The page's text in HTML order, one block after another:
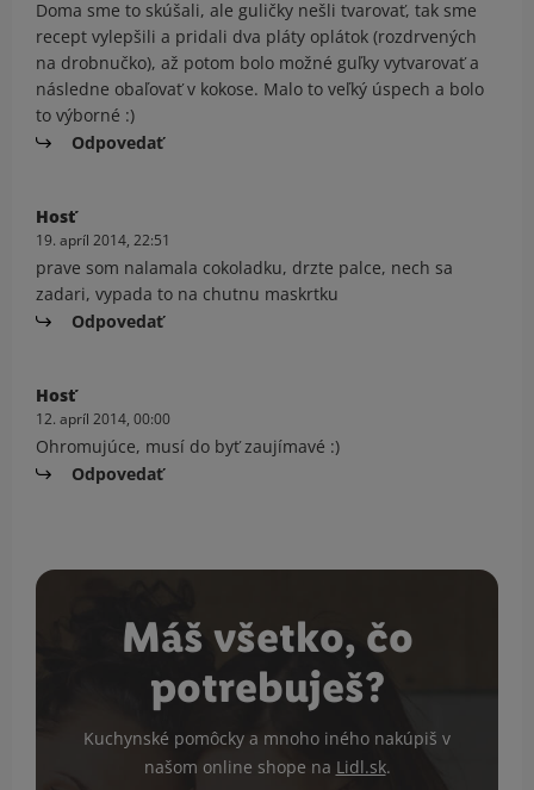
Doma sme to skúšali, ale guličky nešli tvarovať, tak sme
recept vylepšili a pridali dva pláty oplátok (rozdrvených
na drobnučko), až potom bolo možné guľky vytvarovať a
následne obaľovať v kokose. Malo to veľký úspech a bolo
to výborné :)
Odpovedať
Hosť
19. apríl 2014, 22:51
prave som nalamala cokoladku, drzte palce, nech sa
zadari, vypada to na chutnu maskrtku
Odpovedať
Hosť
12. apríl 2014, 00:00
Ohromujúce, musí do byť zaujímavé :)
Odpovedať
Máš všetko, čo
potrebuješ?
Kuchynské pomôcky a mnoho iného nakúpiš v
našom online shope na Lidl.sk.